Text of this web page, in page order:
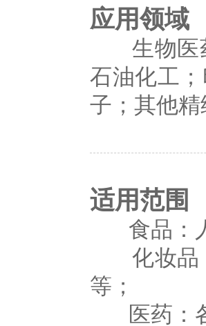
应用领域
生物医药
石油化工
子；其他
适用范围
食品：人
化妆品：
等；
医药：各